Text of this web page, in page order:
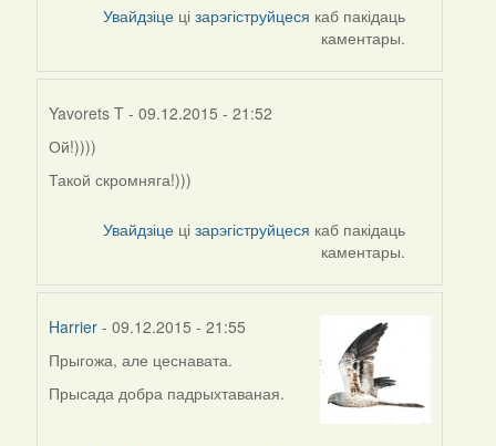
Увайдзіце цізарэгіструйцеся каб пакідаць
каментары.
Yavorets T - 09.12.2015 - 21:52
In
reply
Ой!))))
Такой скромняга!)))
Увайдзіце цізарэгіструйцеся каб пакідаць
каментары.
Harrier - 09.12.2015 - 21:55
In
reply
Прыгожа, але цеснавата.
Прысада добра падрыхтаваная.